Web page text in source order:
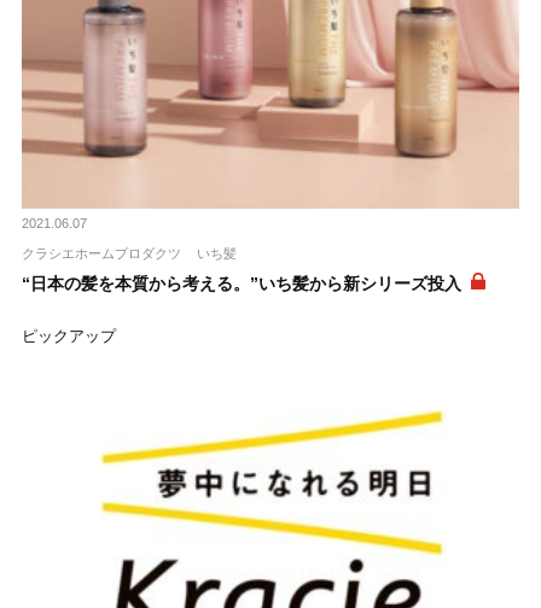
2021.06.07
クラシエホームプロダクツ いち髪
“日本の髪を本質から考える。”いち髪から新シリーズ投入
ピックアップ